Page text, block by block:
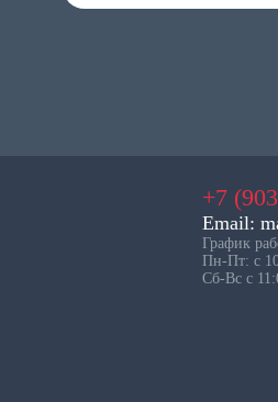
+7
Email:
График
Пн-Пт: с
Сб-Вс с